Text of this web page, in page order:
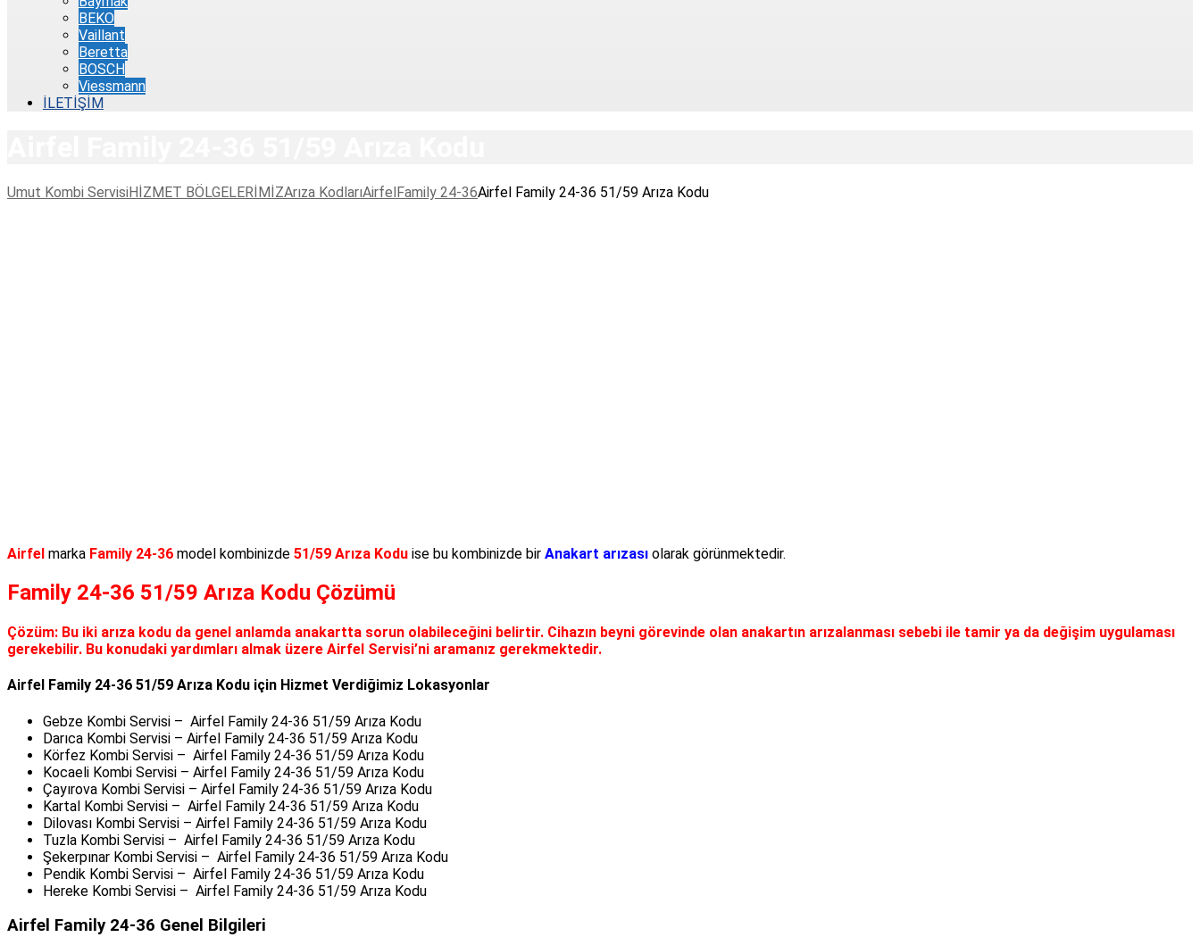
BEKO
Vaillant
Beretta
BOSCH
Viessmann
İLETİŞİM
Umut Kombi ServisiHİZMET BÖLGELERİMİZArıza KodlarıAirfelFamily 24-36Airfel Family 24-36 51/59 Arıza Kodu
Airfel marka Family 24-36 model kombinizde 51/59 Arıza Kodu ise bu kombinizde bir Anakart arızası olarak görünmektedir.
Family 24-36 51/59 Arıza Kodu Çözümü
Çözüm: Bu iki arıza kodu da genel anlamda anakartta sorun olabileceğini belirtir. Cihazın beyni görevinde olan anakartın arızalanması sebebi ile tamir ya da değişim uygulaması
gerekebilir. Bu konudaki yardımları almak üzere Airfel Servisi’ni aramanız gerekmektedir.
Airfel Family 24-36 51/59 Arıza Kodu için Hizmet Verdiğimiz Lokasyonlar
Gebze Kombi Servisi – Airfel Family 24-36 51/59 Arıza Kodu
Darıca Kombi Servisi – Airfel Family 24-36 51/59 Arıza Kodu
Körfez Kombi Servisi – Airfel Family 24-36 51/59 Arıza Kodu
Kocaeli Kombi Servisi – Airfel Family 24-36 51/59 Arıza Kodu
Çayırova Kombi Servisi – Airfel Family 24-36 51/59 Arıza Kodu
Kartal Kombi Servisi – Airfel Family 24-36 51/59 Arıza Kodu
Dilovası Kombi Servisi – Airfel Family 24-36 51/59 Arıza Kodu
Tuzla Kombi Servisi – Airfel Family 24-36 51/59 Arıza Kodu
Şekerpınar Kombi Servisi – Airfel Family 24-36 51/59 Arıza Kodu
Pendik Kombi Servisi – Airfel Family 24-36 51/59 Arıza Kodu
Hereke Kombi Servisi – Airfel Family 24-36 51/59 Arıza Kodu
Airfel Family 24-36 Genel Bilgileri